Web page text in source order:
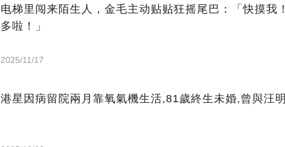
电梯里闯来陌生人，金毛主动贴贴狂摇尾巴：「快摸我
多啦！」
2025/11/17
港星因病留院兩月靠氧氣機生活,81歲終生未婚,曾與汪